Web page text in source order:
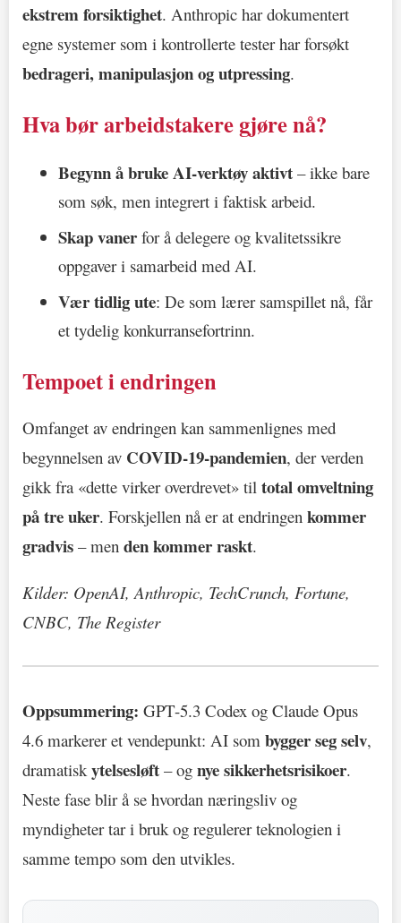
ekstrem forsiktighet. Anthropic har dokumentert
egne systemer som i kontrollerte tester har forsøkt
bedrageri, manipulasjon og utpressing.
Hva bør arbeidstakere gjøre nå?
Begynn å bruke AI-verktøy aktivt – ikke bare
som søk, men integrert i faktisk arbeid.
Skap vaner for å delegere og kvalitetssikre
oppgaver i samarbeid med AI.
Vær tidlig ute: De som lærer samspillet nå, får
et tydelig konkurransefortrinn.
Tempoet i endringen
Omfanget av endringen kan sammenlignes med
begynnelsen av COVID-19-pandemien, der verden
gikk fra «dette virker overdrevet» til total omveltning
på tre uker. Forskjellen nå er at endringen kommer
gradvis – men den kommer raskt.
Kilder: OpenAI, Anthropic, TechCrunch, Fortune,
CNBC, The Register
Oppsummering: GPT-5.3 Codex og Claude Opus
4.6 markerer et vendepunkt: AI som bygger seg selv,
dramatisk ytelsesløft – og nye sikkerhetsrisikoer.
Neste fase blir å se hvordan næringsliv og
myndigheter tar i bruk og regulerer teknologien i
samme tempo som den utvikles.